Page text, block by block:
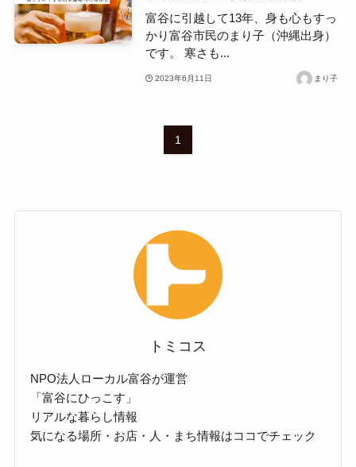
富谷に引越して13年、身も心もすっ
かり富谷市民のまり子（沖縄出身）
です。 寒さも...
2023年6月11日 まり子
1
トミコス
NPO法人ローカル富谷が運営
「富谷にひっこす」
リアルな暮らし情報
気になる場所・お店・人・まち情報はココでチェック